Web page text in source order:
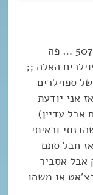
תקשיבי זה מהספוילרים ל 507 … פה
האלה ;;
ספוילרים
אני יודעת
אבל עדיין)
וראיתי
חבל סתם
אבל אסביר
או משהו